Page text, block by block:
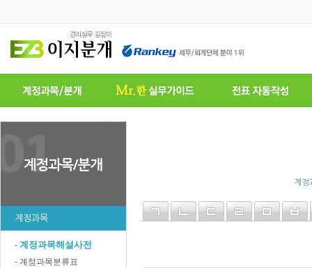
계정과목
- 계정과목해설사전
- 계정과목분류표
계정